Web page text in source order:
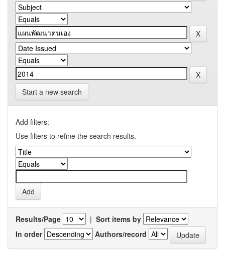
Start a new search
Add filters:
Use filters to refine the search results.
Results/Page | Sort items by
In order
Authors/record